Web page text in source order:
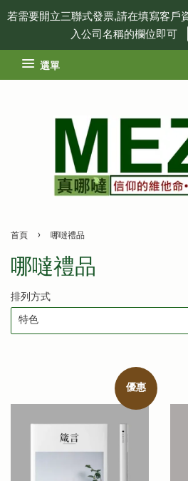
若需要開立三聯式發票,請在填寫客戶
入公司名稱的欄位即可
選單
首頁 › 哪噠禮品
哪噠禮品
排列方式
優惠